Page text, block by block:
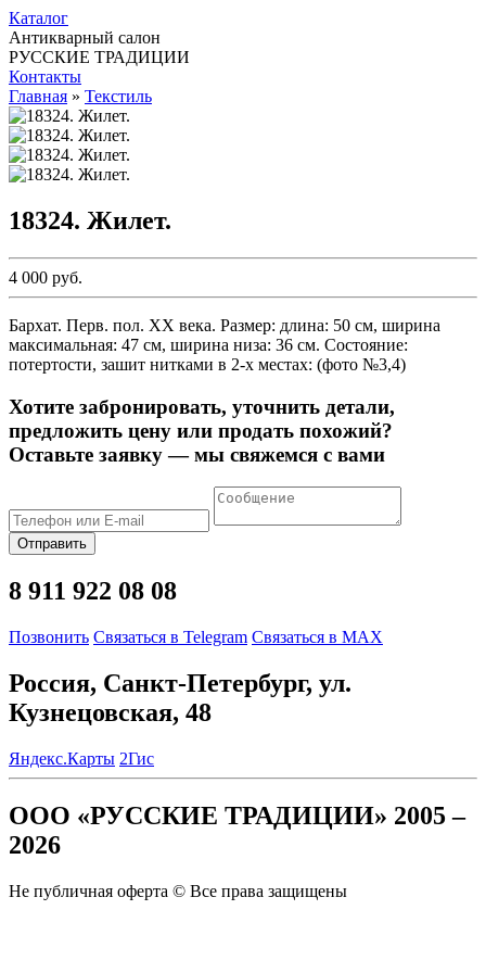
Каталог
Антикварный салон
РУССКИЕ ТРАДИЦИИ
Контакты
Главная » Текстиль
18324. Жилет.
4 000 руб.
Бархат. Перв. пол. ХХ века. Размер: длина: 50 см, ширина
максимальная: 47 см, ширина низа: 36 см. Состояние:
потертости, зашит нитками в 2-х местах: (фото №3,4)
Хотите забронировать, уточнить детали,
предложить цену или продать похожий?
Оставьте заявку — мы свяжемся с вами
Отправить
8 911 922 08 08
Позвонить Связаться в Telegram Связаться в MAX
Россия, Санкт-Петербург, ул.
Кузнецовская, 48
Яндекс.Карты 2Гис
ООО «РУССКИЕ ТРАДИЦИИ» 2005 –
2026
Не публичная оферта © Все права защищены